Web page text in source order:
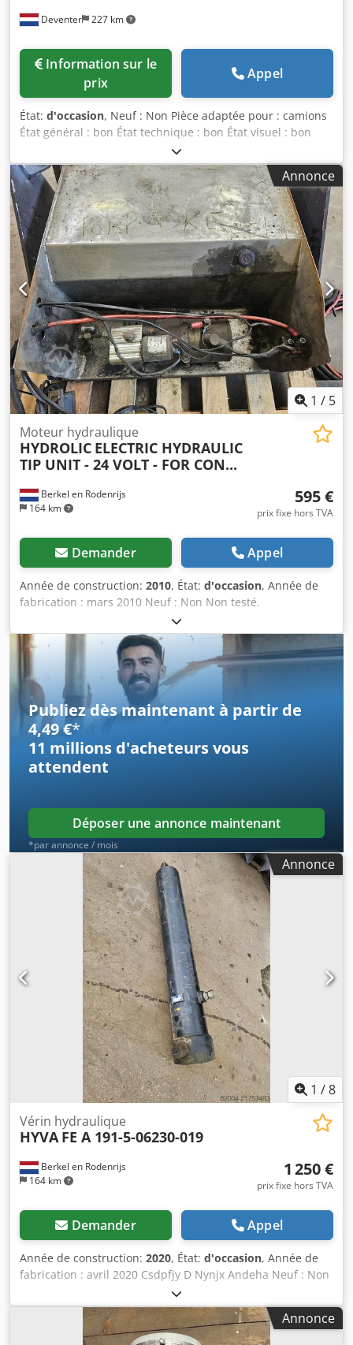
Deventer 227 km
prix
Appel
État: d'occasion, Neuf : Non Pièce adaptée pour : camions
État général : bon État technique : bon État visuel : bon
TVA/Régime de taxation différenciée : TVA récupérable
Codpowwtkwjfx Andsha
Annonce
1 / 5
Berkel en Rodenrijs
164 km
Moteur hydraulique
HYDROLIC ELECTRIC HYDRAULIC
TIP UNIT - 24 VOLT - FOR CON...
595 €
prix fixe hors TVA
Demander Appel
Année de construction: 2010, État: d'occasion, Année de
fabrication : mars 2010 Neuf : Non Non testé.
Cjdjypctqopfx Andsha Aucune garantie. Merci de nous
contacter si vous ne trouvez pas ce que vous cherchez.
Publiez dès maintenant à partir de
4,49 €*
11 millions d'acheteursvous
attendent
Déposer une annonce maintenant
*par annonce / mois
Annonce
1 /8
Berkel en Rodenrijs
164 km
Vérin hydraulique
HYVA FE A 191-5-06230-019
1 250 €
prix fixe hors TVA
Demander Appel
Année de construction: 2020, État: d'occasion, Année de
fabrication : avril 2020 Csdpfjy D Nynjx Andeha Neuf : Non
Numéro de série : Z 11 Y065066 Non testé. Aucune
garantie. Veuillez nous contacter si vous ne trouvez pas ce
que vous recherchez.
Annonce